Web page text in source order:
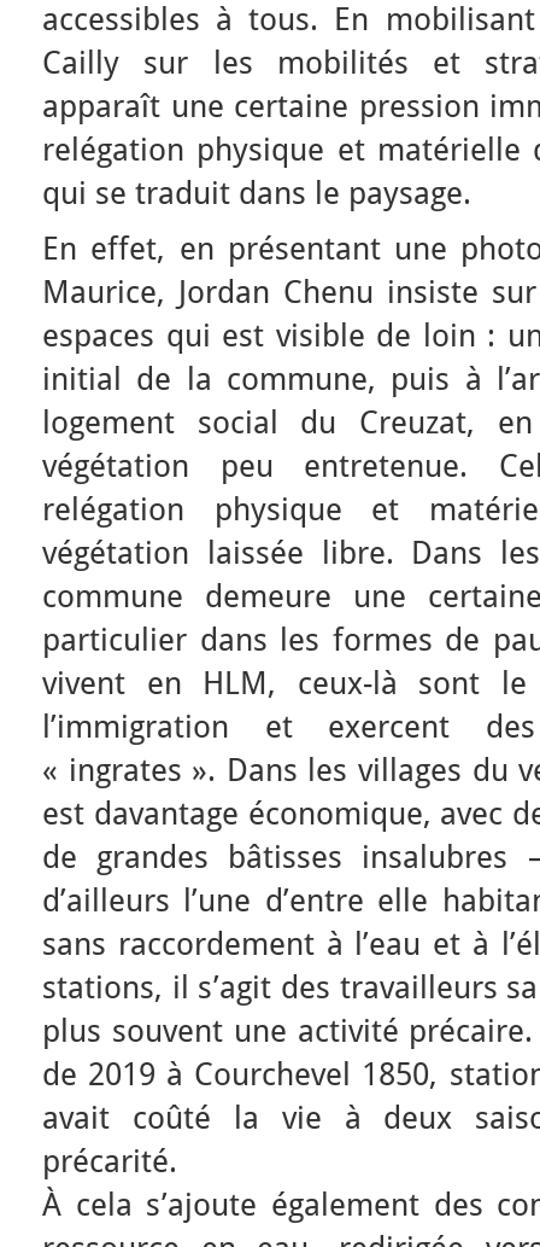
accessibles à tous. En
Cailly sur les mobilités et
apparaît une certaine pression
relégation physique et matérielle
qui se traduit dans le paysage.
En effet, en présentant une
Maurice, Jordan Chenu insiste
espaces qui est visible de loin :
initial de la commune, puis à
logement social du Creuzat,
végétation peu entretenue.
relégation physique et
végétation laissée libre. Dans
commune demeure une
particulier dans les formes de
vivent en HLM, ceux-là sont
l’immigration et exercent
« ingrates ». Dans les villages du
est davantage économique, avec
de grandes bâtisses insalubres
d’ailleurs l’une d’entre elle
sans raccordement à l’eau et à
stations, il s’agit des travailleurs
plus souvent une activité précaire.
de 2019 à Courchevel 1850,
avait coûté la vie à deux
précarité.
À cela s’ajoute également des